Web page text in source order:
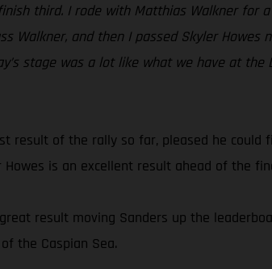
third. I rode with Matthias Walkner
and then I passed Skyler Howes
stage was a lot like what we have at
of the rally so far, pleased he could
is an excellent result ahead of the
result moving Sanders up the
the Caspian Sea.